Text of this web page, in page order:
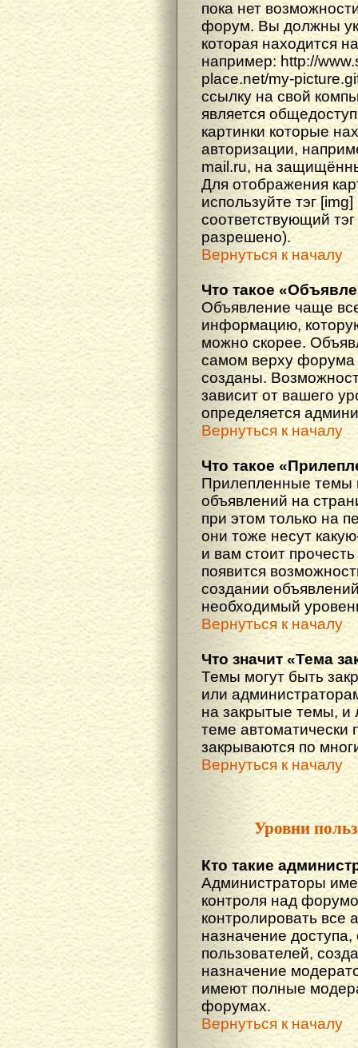
пока нет
форум. Вы должны
которая находится
например: http://
place.net/my-
ссылку на свой
является
картинки которые
авторизации,
mail.ru, на
Для отображения
используйте тэг
соответствующий
разрешено).
Вернуться к началу
Что такое
Объявление чаще
информацию,
можно скорее.
самом верху форума
созданы.
зависит от вашего
определяется
Вернуться к началу
Что такое
Прилепленные темы
объявлений на
при этом только на
они тоже несут
и вам стоит
появится
создании
необходимый
Вернуться к началу
Что значит «Тема
Темы могут быть
или
на закрытые темы, и
теме автоматически
закрываются по
Вернуться к началу
Уровни
Кто такие
Администраторы
контроля над
контролировать все
назначение
пользователей,
назначение
имеют полные
форумах.
Вернуться к началу